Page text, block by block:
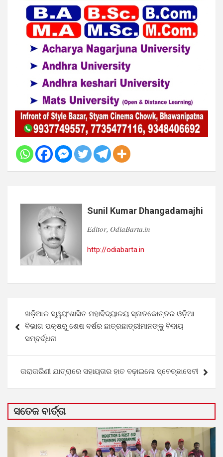
Sunil Kumar Dhangadamajhi
𝐸𝑑𝑖𝑡𝑜𝑟, 𝑂𝑑𝑖𝑎𝐵𝑎𝑟𝑡𝑎.𝑖𝑛
http://odiabarta.in
navigation
ଖଡ଼ିଆଳ ସ୍ୱୟଂଶାସିତ ମହାବିଦ୍ୟାଳୟ ସ୍ନାତକୋତ୍ତର ଓଡ଼ିଆ
ବିଭାଗ ପକ୍ଷରୁ ଶେଷ ବର୍ଷର ଛାତ୍ରଛାତ୍ରୀମାନଙ୍କୁ ବିଦାୟ
ସମ୍ବର୍ଦ୍ଧନା
ତାରାତାରିଣୀ ଯାତ୍ରାରେ ସହାୟତାର ହାତ ବଢ଼ାଇଲେ ସ୍ବେଚ୍ଛାସେବୀ
ସତେଜ ବାର୍ତ୍ତା